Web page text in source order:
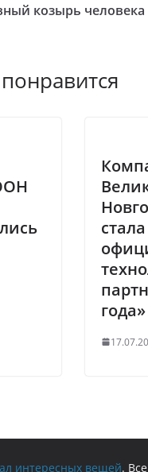
козырь человека
стала
года»
интересных вещей.